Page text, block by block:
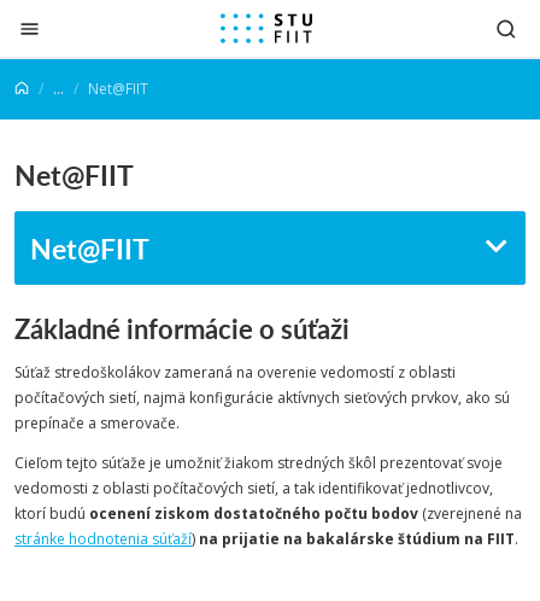
Prejsť na obsah
... Net@FIIT
Net@FIIT
Net@FIIT
Základné informácie o súťaži
Súťaž stredoškolákov zameraná na overenie vedomostí z oblasti
počítačových sietí, najmä konfigurácie aktívnych sieťových prvkov, ako sú
prepínače a smerovače.
Cieľom tejto súťaže je umožniť žiakom stredných škôl prezentovať svoje
vedomosti z oblasti počítačových sietí, a tak identifikovať jednotlivcov,
ktorí budú ocenení ziskom dostatočného počtu bodov (zverejnené na
stránke hodnotenia súťaží) na prijatie na bakalárske štúdium na FIIT.